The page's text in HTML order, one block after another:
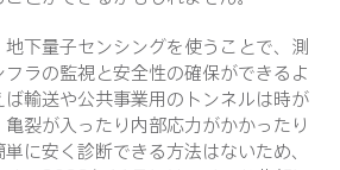
下量子センシングを使うことで、測
ラの監視と安全性の確保ができるよ
輸送や公共事業用のトンネルは時が
裂が入ったり内部応力がかかったり
に安く診断できる方法はないため、